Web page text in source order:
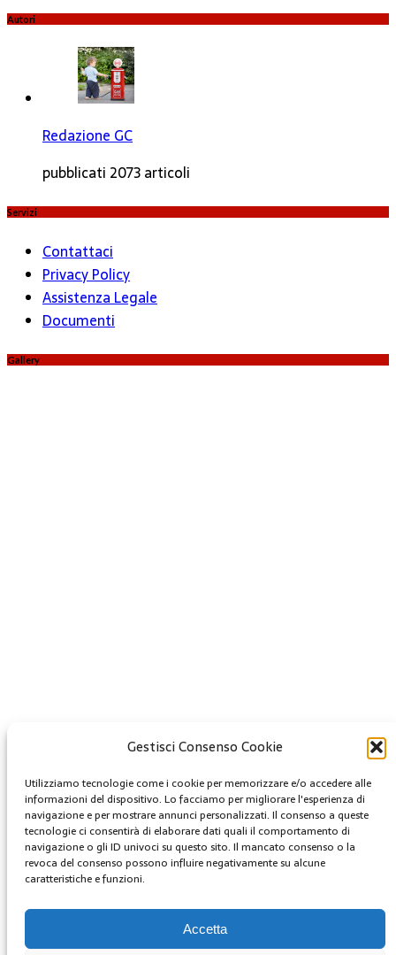
Gestisci Consenso Cookie
Utilizziamo tecnologie come i cookie per memorizzare e/o accedere alle
informazioni del dispositivo. Lo facciamo per migliorare l'esperienza di
navigazione e per mostrare annunci personalizzati. Il consenso a queste
tecnologie ci consentirà di elaborare dati quali il comportamento di
navigazione o gli ID univoci su questo sito. Il mancato consenso o la
revoca del consenso possono influire negativamente su alcune
caratteristiche e funzioni.
Accetta
Autori
Redazione GC
pubblicati 2073 articoli
Servizi
Contattaci
Privacy Policy
Assistenza Legale
Documenti
Gallery
Questa opera è concessa in licenza con i termini
CC BY 4.0
Archivi